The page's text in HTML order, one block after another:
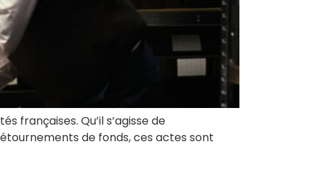
françaises. Qu’il s’agisse de
de fonds, ces actes sont